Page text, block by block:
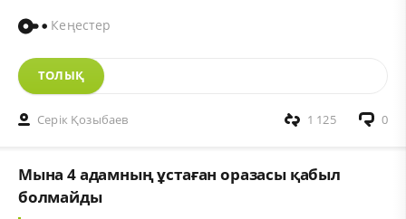
Кеңестер
ТОЛЫҚ
Серік Қозыбаев 0
1 125
Мына 4 адамның ұстаған оразасы қабыл
болмайды